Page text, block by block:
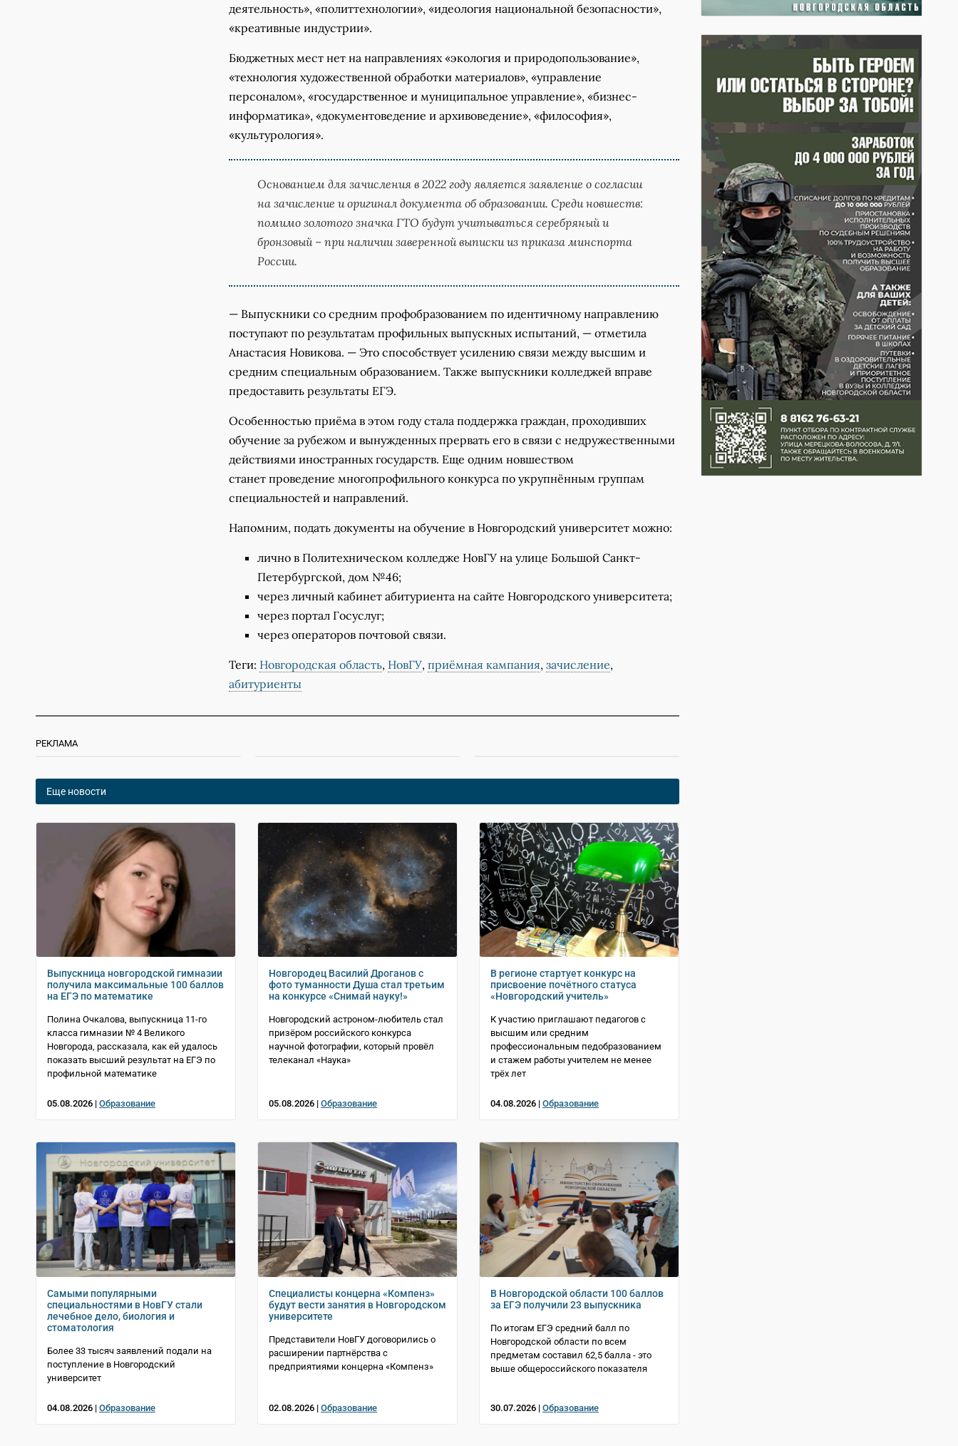
деятельность», «политтехнологии», «идеология национальной безопасности»,
«креативные индустрии».
Бюджетных мест нет на направлениях «экология и природопользование»,
«технология художественной обработки материалов», «управление
персоналом», «государственное и муниципальное управление», «бизнес-
информатика», «документоведение и архивоведение», «философия»,
«культурология».
Основанием для зачисления в 2022 году является заявление о согласии
на зачисление и оригинал документа об образовании. Среди новшеств:
помимо золотого значка ГТО будут учитываться серебряный и
бронзовый – при наличии заверенной выписки из приказа минспорта
России.
— Выпускники со средним профобразованием по идентичному направлению
поступают по результатам профильных выпускных испытаний, — отметила
Анастасия Новикова. — Это способствует усилению связи между высшим и
средним специальным образованием. Также выпускники колледжей вправе
предоставить результаты ЕГЭ.
Особенностью приёма в этом году стала поддержка граждан, проходивших
обучение за рубежом и вынужденных прервать его в связи с недружественными
действиями иностранных государств. Еще одним новшеством
станет проведение многопрофильного конкурса по укрупнённым группам
специальностей и направлений.
Напомним, подать документы на обучение в Новгородский университет можно:
лично в Политехническом колледже НовГУ на улице Большой Санкт-
Петербургской, дом №46;
через личный кабинет абитуриента на сайте Новгородского университета;
через портал Госуслуг;
через операторов почтовой связи.
Теги: Новгородская область, НовГУ, приёмная кампания, зачисление,
абитуриенты
РЕКЛАМА
Еще новости
Выпускница новгородской гимназии
получила максимальные 100 баллов
на ЕГЭ по математике
Полина Очкалова, выпускница 11-го
класса гимназии № 4 Великого
Новгорода, рассказала, как ей удалось
показать высший результат на ЕГЭ по
профильной математике
05.08.2026 | Образование
Новгородец Василий Дроганов с
фото туманности Душа стал третьим
на конкурсе «Снимай науку!»
Новгородский астроном-любитель стал
призёром российского конкурса
научной фотографии, который провёл
телеканал «Наука»
05.08.2026 | Образование
В регионе стартует конкурс на
присвоение почётного статуса
«Новгородский учитель»
К участию приглашают педагогов с
высшим или средним
профессиональным педобразованием
и стажем работы учителем не менее
трёх лет
04.08.2026 | Образование
Самыми популярными
специальностями в НовГУ стали
лечебное дело, биология и
стоматология
Более 33 тысяч заявлений подали на
поступление в Новгородский
университет
04.08.2026 | Образование
Специалисты концерна «Компенз»
будут вести занятия в Новгородском
университете
Представители НовГУ договорились о
расширении партнёрства с
предприятиями концерна «Компенз»
02.08.2026 | Образование
В Новгородской области 100 баллов
за ЕГЭ получили 23 выпускника
По итогам ЕГЭ средний балл по
Новгородской области по всем
предметам составил 62,5 балла - это
выше общероссийского показателя
30.07.2026 | Образование